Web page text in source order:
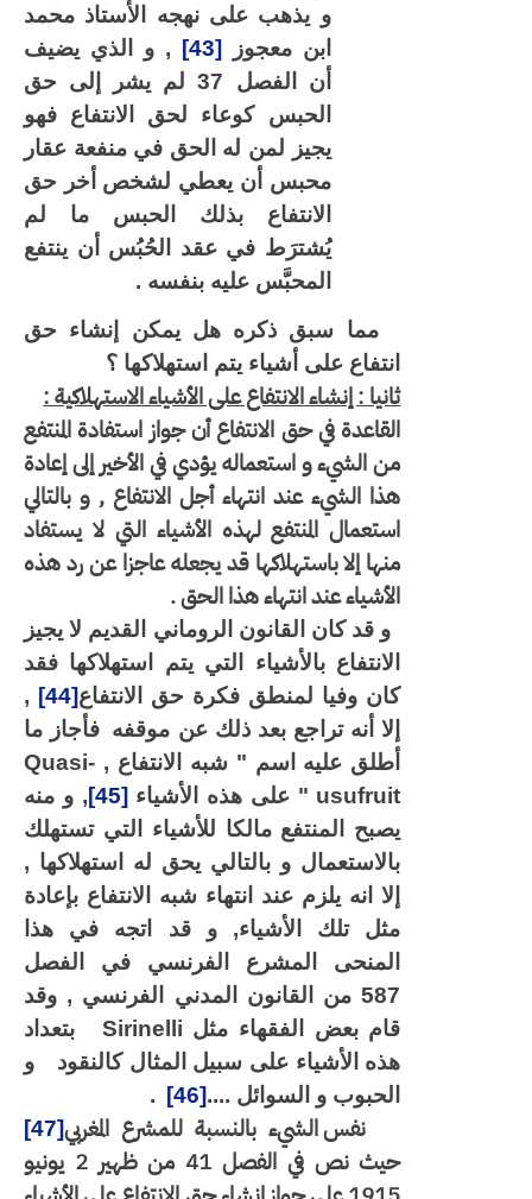
و يذهب على نهجه الأستاذ محمد
ابن معجوز[43], و الذي يضيف
أن الفصل 37 لم يشر إلى حق
الحبس كوعاء لحق الانتفاع فهو
يجيز لمن له الحق في منفعة عقار
محبس أن يعطي لشخص أخر حق
الانتفاع بذلك الحبس ما لم
يُشترَط في عقد الحُبُس أن ينتفع
المحبَّس عليه بنفسه .
مما سبق ذكره هل يمكن إنشاء حق
انتفاع على أشياء يتم استهلاكها ؟
ثانيا : إنشاء الانتفاع على الأشياء الاستهلاكية :
القاعدة في حق الانتفاع أن جواز استفادة المنتفع
من الشيء و استعماله يؤدي في الأخير إلى إعادة
هذا الشيء عند انتهاء أجل الانتفاع , و بالتالي
استعمال المنتفع لهذه الأشياء التي لا يستفاد
منها إلا باستهلاكها قد يجعله عاجزا عن رد هذه
الأشياء عند انتهاء هذا الحق .
و قد كان القانون الروماني القديم لا يجيز
الانتفاع بالأشياء التي يتم استهلاكها فقد
كان وفيا لمنطق فكرة حق الانتفاع[44]
,
إلا أنه تراجع بعد ذلك عن موقفه فأجاز ما
أطلق عليه اسم " شبه الانتفاع ,Quasi-
usufruit" على هذه الأشياء[45], و منه
يصبح المنتفع مالكا للأشياء التي تستهلك
بالاستعمال و بالتالي يحق له استهلاكها ,
إلا انه يلزم عند انتهاء شبه الانتفاع بإعادة
مثل تلك الأشياء, و قد اتجه في هذا
المنحى المشرع الفرنسي في الفصل
587 من القانون المدني الفرنسي , وقد
قام بعض الفقهاء مثلSirinelli
بتعداد
هذه الأشياء على سبيل المثال كالنقود
و
الحبوب و السوائل ....[46]
.
نفس الشيء بالنسبة للمشرع المغربي[47]
حيث نص في الفصل 41 من ظهير 2 يونيو